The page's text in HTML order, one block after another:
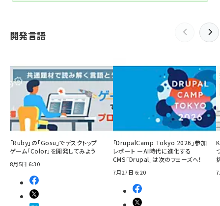
開発言語
「Ruby」の「Gosu」でデスクトップ
ゲーム「Color」を開発してみよう
8月5日 6:30
「DrupalCamp Tokyo 2026」参加
レポート ーAI時代に進化する
CMS「Drupal」は次のフェーズへ！
7月27日 6:20